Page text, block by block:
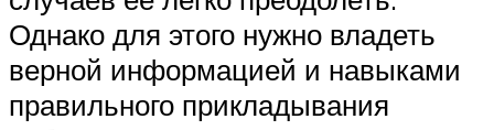
Однако для этого нужно владеть
верной информацией и навыками
правильного прикладывания